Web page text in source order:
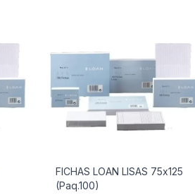
FICHAS LOAN LISAS 75x125
(Paq.100)